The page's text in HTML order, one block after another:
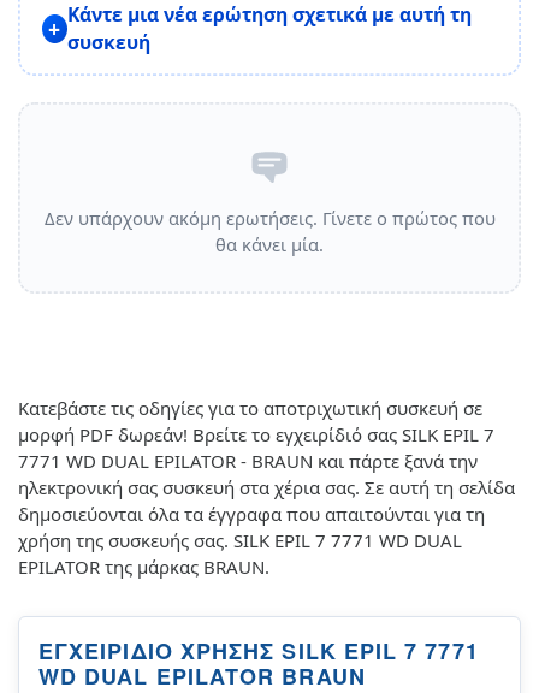
Κάντε μια νέα ερώτηση σχετικά με αυτή τη
συσκευή
Δεν υπάρχουν ακόμη ερωτήσεις. Γίνετε ο πρώτος που
θα κάνει μία.
Κατεβάστε τις οδηγίες για το αποτριχωτική συσκευή σε
μορφή PDF δωρεάν! Βρείτε το εγχειρίδιό σας SILK EPIL 7
7771 WD DUAL EPILATOR - BRAUN και πάρτε ξανά την
ηλεκτρονική σας συσκευή στα χέρια σας. Σε αυτή τη σελίδα
δημοσιεύονται όλα τα έγγραφα που απαιτούνται για τη
χρήση της συσκευής σας. SILK EPIL 7 7771 WD DUAL
EPILATOR της μάρκας BRAUN.
ΕΓΧΕΙΡΊΔΙΟ ΧΡΉΣΗΣ SILK EPIL 7 7771
WD DUAL EPILATOR BRAUN